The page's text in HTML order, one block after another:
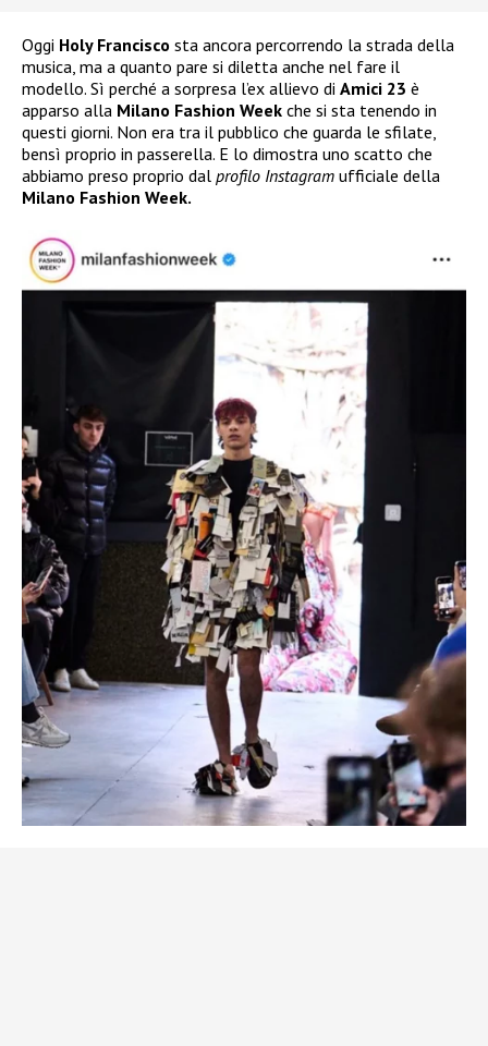
Oggi Holy Francisco sta ancora percorrendo la strada della
musica, ma a quanto pare si diletta anche nel fare il
modello. Sì perché a sorpresa l’ex allievo di Amici 23 è
apparso alla Milano Fashion Week che si sta tenendo in
questi giorni. Non era tra il pubblico che guarda le sfilate,
bensì proprio in passerella. E lo dimostra uno scatto che
abbiamo preso proprio dal profilo Instagram ufficiale della
Milano Fashion Week.